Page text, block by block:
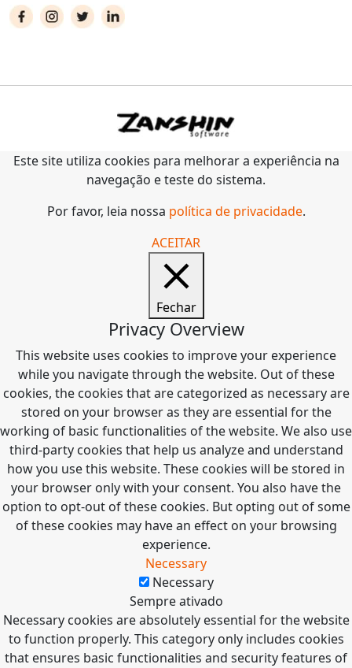
Este site utiliza cookies para melhorar a experiência na
navegação e teste do sistema.
Por favor, leia nossa política de privacidade.
ACEITAR
Fechar
Privacy Overview
This website uses cookies to improve your experience
while you navigate through the website. Out of these
cookies, the cookies that are categorized as necessary are
stored on your browser as they are essential for the
working of basic functionalities of the website. We also use
third-party cookies that help us analyze and understand
how you use this website. These cookies will be stored in
your browser only with your consent. You also have the
option to opt-out of these cookies. But opting out of some
of these cookies may have an effect on your browsing
experience.
Necessary
Necessary
Sempre ativado
Necessary cookies are absolutely essential for the website
to function properly. This category only includes cookies
that ensures basic functionalities and security features of